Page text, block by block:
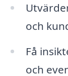
och
Få
och